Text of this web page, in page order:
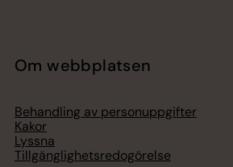
Om webbplatsen
Behandling av personuppgifter
Kakor
Lyssna
Tillgänglighetsredogörelse